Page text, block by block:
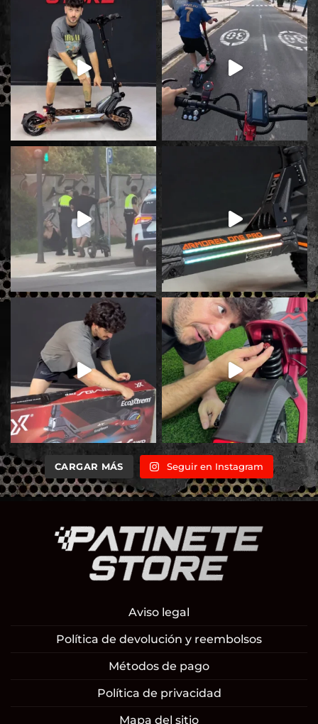
CARGAR MÁS Seguir en Instagram
Aviso legal
Política de devolución y reembolsos
Métodos de pago
Política de privacidad
Mapa del sitio